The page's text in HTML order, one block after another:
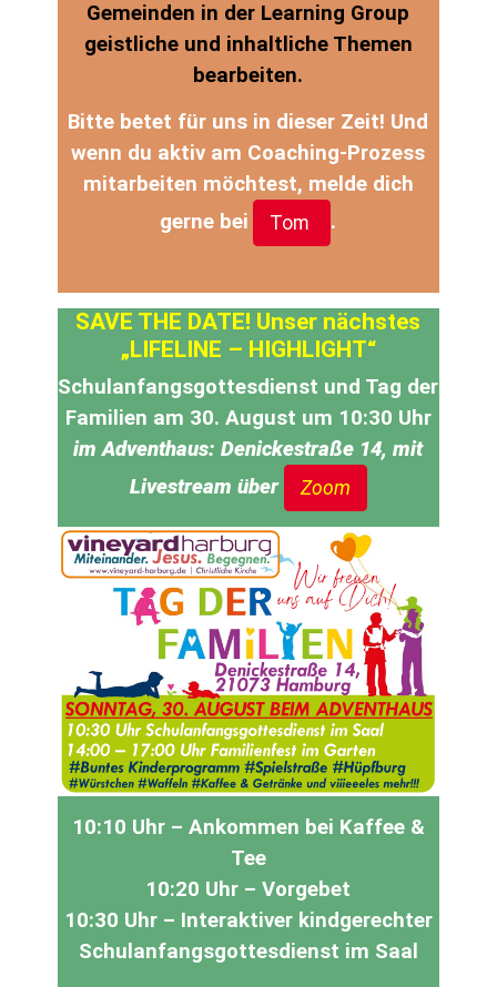
Gemeinden in der Learning Group
geistliche und inhaltliche Themen
bearbeiten.
Bitte betet für uns in dieser Zeit! Und
wenn du aktiv am Coaching-Prozess
mitarbeiten möchtest, melde dich
gerne bei
Tom .
SAVE THE DATE! Unser nächstes
„LIFELINE – HIGHLIGHT“
Schulanfangsgottesdienst und Tag der
Familien am 30. August um 10:30 Uhr
im Adventhaus: Denickestraße 14, mit
Livestream über
Zoom
10:10 Uhr – Ankommen bei Kaffee &
Tee
10:20 Uhr – Vorgebet
10:30 Uhr – Interaktiver kindgerechter
Schulanfangsgottesdienst im Saal